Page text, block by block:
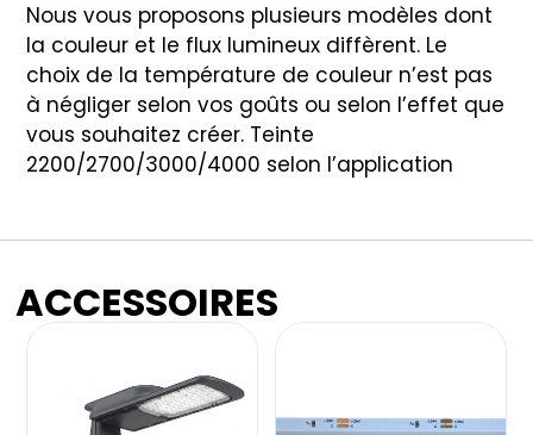
Nous vous proposons plusieurs modèles dont
la couleur et le flux lumineux diffèrent. Le
choix de la température de couleur n’est pas
à négliger selon vos goûts ou selon l’effet que
vous souhaitez créer. Teinte
2200/2700/3000/4000 selon l’application
ACCESSOIRES